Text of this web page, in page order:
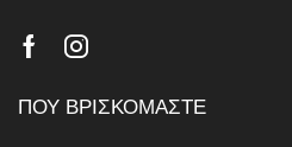
FacebookInstagram
ΠΟΥ ΒΡΙΣΚΟΜΑΣΤΕ